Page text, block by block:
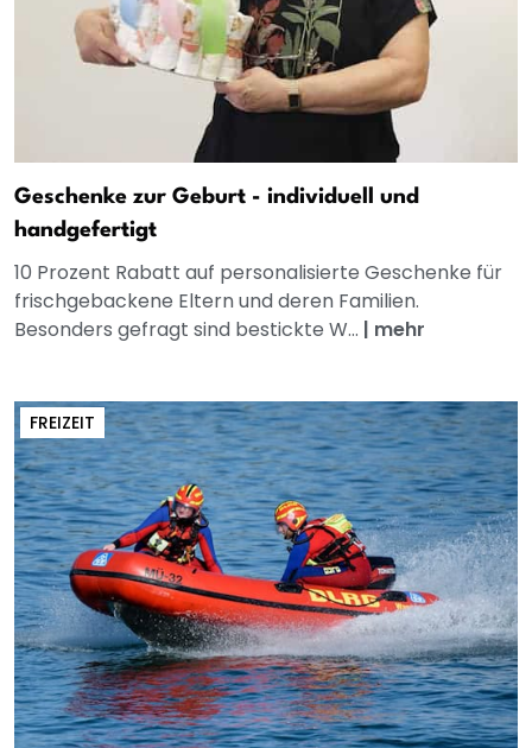
Geschenke zur Geburt - individuell und
handgefertigt
10 Prozent Rabatt auf personalisierte Geschenke für
frischgebackene Eltern und deren Familien.
Besonders gefragt sind bestickte W... | mehr
FREIZEIT